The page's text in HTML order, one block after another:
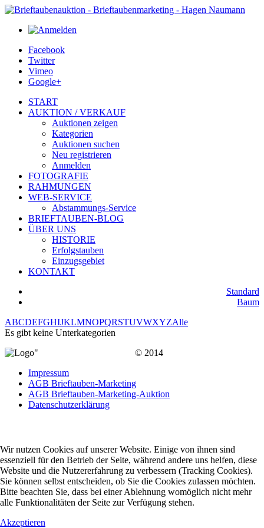
Facebook
Twitter
Vimeo
Google+
START
AUKTION / VERKAUF
Auktionen zeigen
Kategorien
Auktionen suchen
Neu registrieren
Anmelden
FOTOGRAFIE
RAHMUNGEN
WEB-SERVICE
Abstammungs-Service
BRIEFTAUBEN-BLOG
ÜBER UNS
HISTORIE
Erfolgstauben
Einzugsgebiet
KONTAKT
Standard
Baum
ABCDEFGHIJKLMNOPQRSTUVWXYZAlle
Es gibt keine Unterkategorien
© 2014
Impressum
AGB Brieftauben-Marketing
AGB Brieftauben-Marketing-Auktion
Datenschutzerklärung
Wir nutzen Cookies auf unserer Website. Einige von ihnen sind
essenziell für den Betrieb der Seite, während andere uns helfen, diese
Website und die Nutzererfahrung zu verbessern (Tracking Cookies).
Sie können selbst entscheiden, ob Sie die Cookies zulassen möchten.
Bitte beachten Sie, dass bei einer Ablehnung womöglich nicht mehr
alle Funktionalitäten der Seite zur Verfügung stehen.
Akzeptieren